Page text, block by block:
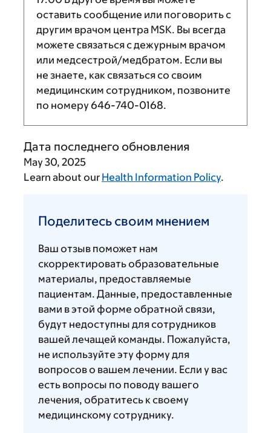
оставить сообщение или поговорить с
другим врачом центра MSK. Вы всегда
можете связаться с дежурным врачом
или медсестрой/медбратом. Если вы
не знаете, как связаться со своим
медицинским сотрудником, позвоните
по номеру646-740-0168.
Дата последнего обновления
May 30, 2025
Learn about our Health Information Policy.
своим
Поделитесь своим мнением
Ваш отзыв поможет нам
скорректировать образовательные
материалы, предоставляемые
пациентам. Данные, предоставленные
вами в этой форме обратной связи,
будут недоступны для сотрудников
вашей лечащей команды. Пожалуйста,
не используйте эту форму для
вопросов о вашем лечении. Если у вас
есть вопросы по поводу вашего
лечения, обратитесь к своему
медицинскому сотруднику.